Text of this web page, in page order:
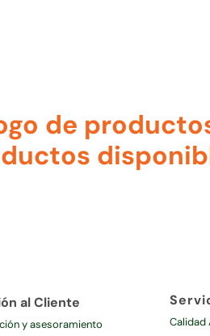
de
al Cliente
y asesoramiento
Calidad